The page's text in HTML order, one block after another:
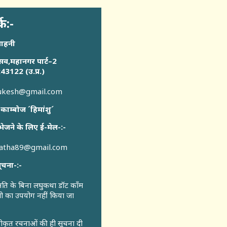
पार्ट–2
(उ.प्र.)
´हिमांशु´
के लिए ई-मेल-:-
:-
के बिना लघुकथा डॉट कॉंम
का उपयोग नहीं किया जा
रचनाओं की ही सूचना दी